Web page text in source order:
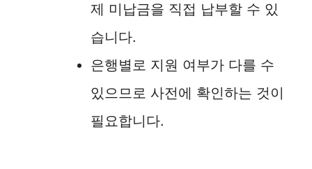
제 미납금을 직접 납부할 수 있
습니다.
은행별로 지원 여부가 다를 수
있으므로 사전에 확인하는 것이
필요합니다.